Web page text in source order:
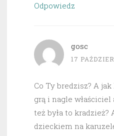
Odpowiedz
gosc
17
Co Ty bredzisz? A
grą i nagle
też była to kradzież?
dzieckiem na